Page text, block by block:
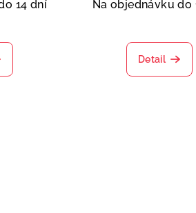
14 dní
Na objednávku do
Detail